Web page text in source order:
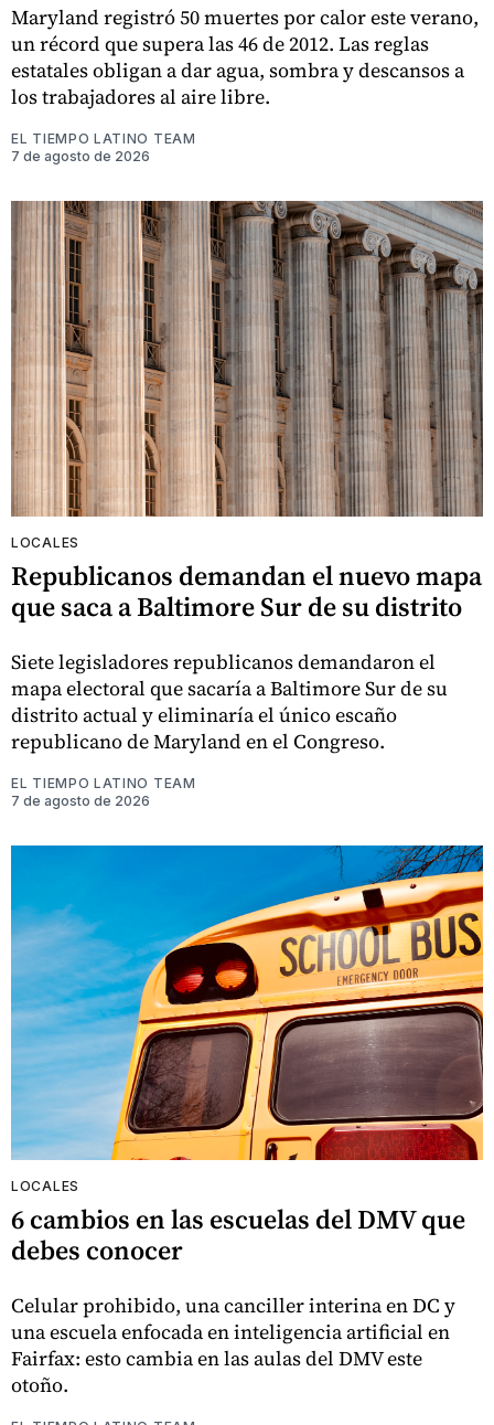
Maryland registró 50 muertes por calor este verano,
un récord que supera las 46 de 2012. Las reglas
estatales obligan a dar agua, sombra y descansos a
los trabajadores al aire libre.
EL TIEMPO LATINO TEAM
7 de agosto de 2026
LOCALES
Republicanos demandan el nuevo mapa
que saca a Baltimore Sur de su distrito
Siete legisladores republicanos demandaron el
mapa electoral que sacaría a Baltimore Sur de su
distrito actual y eliminaría el único escaño
republicano de Maryland en el Congreso.
EL TIEMPO LATINO TEAM
7 de agosto de 2026
LOCALES
6 cambios en las escuelas del DMV que
debes conocer
Celular prohibido, una canciller interina en DC y
una escuela enfocada en inteligencia artificial en
Fairfax: esto cambia en las aulas del DMV este
otoño.